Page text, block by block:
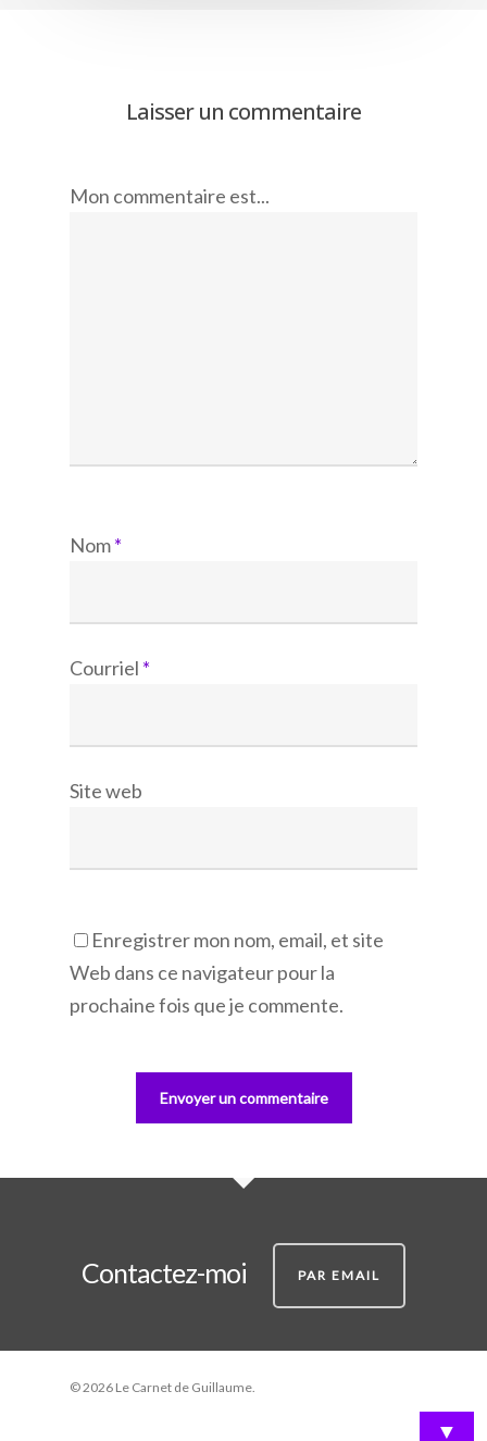
Laisser un commentaire
Mon commentaire est...
Nom*
Courriel *
Site web
Enregistrer mon nom, email, et site
Web dans ce navigateur pour la
prochaine fois que je commente.
Contactez-moi PAR EMAIL
© 2026 Le Carnet de Guillaume.
▼